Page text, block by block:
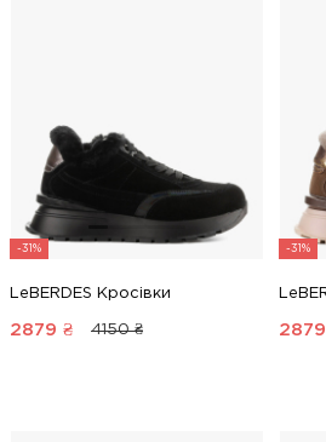
-31%
LeBERDES Кросівки
2879 ₴ 4150 ₴
-31%
2879